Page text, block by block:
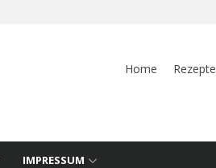
Home Rezepte
IMPRESSUM